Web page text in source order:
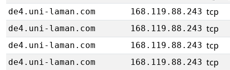
de4.uni-laman.com 168.119.88.243 tcp
de4.uni-laman.com 168.119.88.243 tcp
de4.uni-laman.com 168.119.88.243 tcp
de4.uni-laman.com 168.119.88.243 tcp